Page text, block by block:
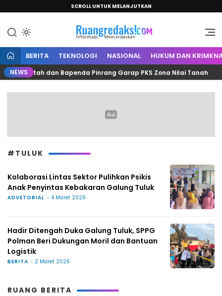
SCROLL UNTUK MELANJUTKAN
Ruang Redaksi
Informasi Mencerdaskan
BERITA TEKNOLOGI NASIONAL HUKUM DAN
NEWS
Kantah dan Bapenda Pinrang Garap PKS Zona Nilai Tanah
#TULUK
Kolaborasi Lintas Sektor Pulihkan Psikis
Anak Penyintas Kebakaran Galung Tuluk
ADVETORIAL 4 Maret 2026
Hadir Ditengah Duka Galung Tuluk, SPPG
Polman Beri Dukungan Moril dan Bantuan
Logistik
BERITA 2 Maret 2026
RUANG BERITA